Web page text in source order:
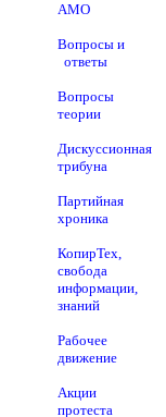
АМО
Вопросы и
ответы
Вопросы
теории
Дискуссионная
трибуна
Партийная
хроника
КопирТех,
свобода
информации,
знаний
Рабочее
движение
Акции
протеста